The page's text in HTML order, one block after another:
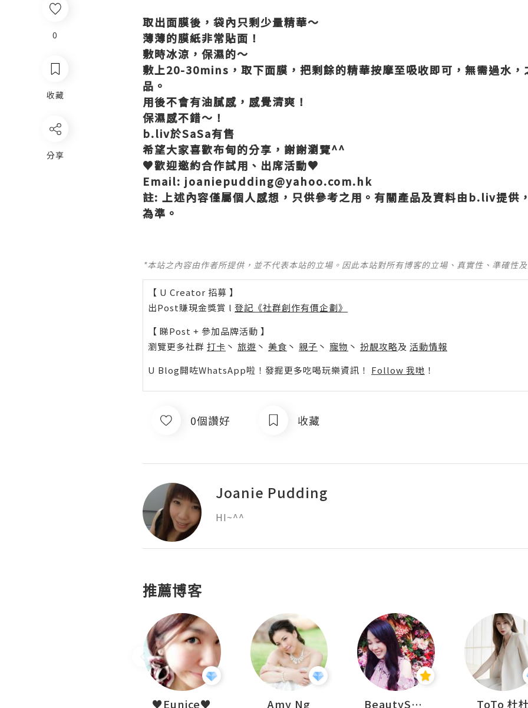
0
收藏
分享
取出面膜後，袋內只剩少量精華～
薄薄的膜紙非常貼面！
敷時冰涼，保濕的～
敷上20-30mins ，取下面膜，把剩餘的精華按摩至吸收即可，無需過水
品。
用後不會有油膩感，感覺清爽！
保濕感不錯～！
b.liv於SaSa有售
希望大家喜歡布甸的分享，謝謝瀏覽^^
♥歡迎邀約合作試用、出席活動♥
Email: joaniepudding@yahoo.com.hk
註: 上述內容僅屬個人感想，只供參考之用。有關產品及資料由b.liv提供
為準。
*本站之內容由作者所提供，並不代表本站的立場。因此本站對所有博客的立場、真實性、準確性
【 U Creator 招募 】
出Post賺現金獎賞 l 登記《社群創作有價企劃》
【 睇Post + 參加品牌活動 】
瀏覽更多社群 打卡 丶 旅遊 丶 美食 丶 親子 丶 寵物 丶 扮靚攻略及 活動情報
U Blog開咗WhatsApp啦！發掘更多吃喝玩樂資訊！ Follow 我哋 ！
0個讚好 收藏
Joanie Pudding
HI~^^
推薦博客
♥Eunice♥ Amy Ng BeautySearch ToTo 杜